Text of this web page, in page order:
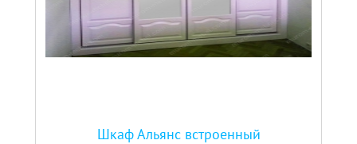
Шкаф Альянс встроенный